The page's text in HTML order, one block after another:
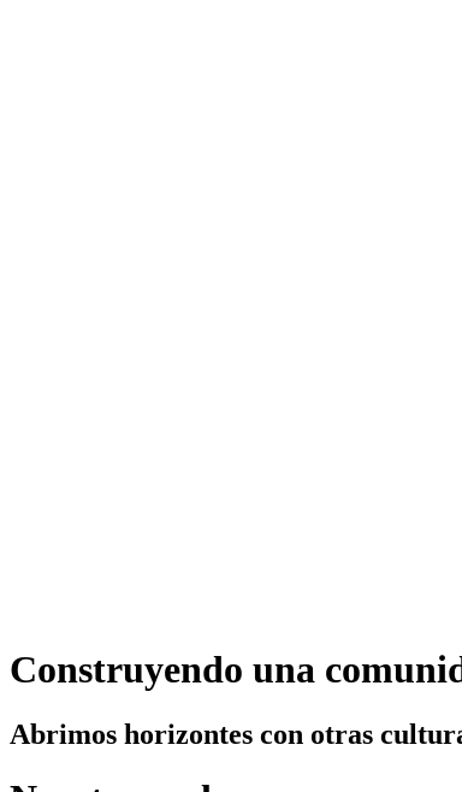
Construyendo una
Abrimos horizontes con otras